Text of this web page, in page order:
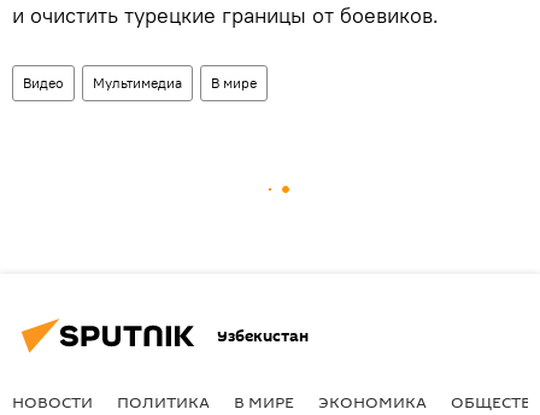
и очистить турецкие границы от боевиков.
Видео Мультимедиа В мире
Узбекистан
НОВОСТИ ПОЛИТИКА В МИРЕ ЭКОНОМИКА